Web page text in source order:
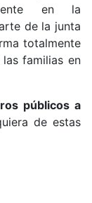
en la
de la junta
totalmente
familias en
públicos a
de estas